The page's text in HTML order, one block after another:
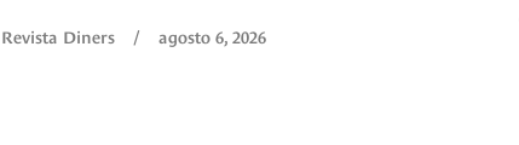
Revista Diners / agosto 6, 2026